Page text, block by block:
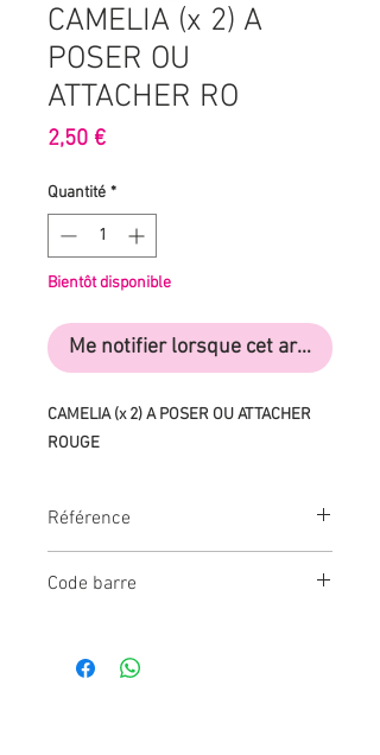
CAMELIA (x 2) A
POSER OU
ATTACHER RO
2,50 €Prix
Quantité *
Bientôt disponible
Me notifier lorsque cet article est
CAMELIA (x 2) A POSER OU ATTACHER
ROUGE
Référence
Code barre